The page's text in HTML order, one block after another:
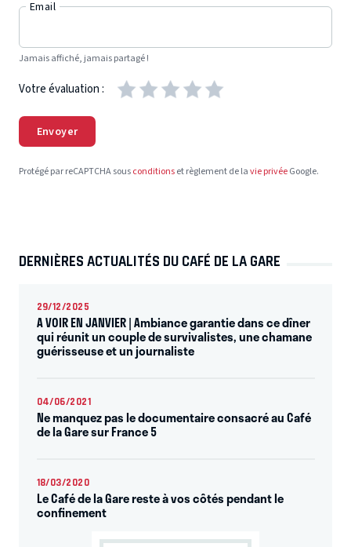
Email
Jamais affiché, jamais partagé !
Votre évaluation :
Envoyer
Protégé par reCAPTCHA sousconditionset règlement de lavie privéeGoogle.
DERNIÈRES ACTUALITÉS DU CAFÉ DE LA GARE
29/12/2025
A VOIR EN JANVIER | Ambiance garantie dans ce dîner
qui réunit un couple de survivalistes, une chamane
guérisseuse et un journaliste
04/06/2021
Ne manquez pas le documentaire consacré au Café
de la Gare sur France 5
18/03/2020
Le Café de la Gare reste à vos côtés pendant le
confinement